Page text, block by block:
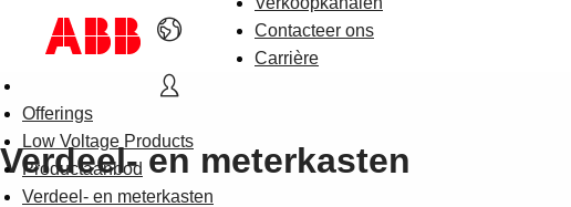
Contacteer ons
Carrière
Offerings
Low Voltage Products
Productaanbod
Verdeel- en meterkasten
Verdeel- en meterkasten